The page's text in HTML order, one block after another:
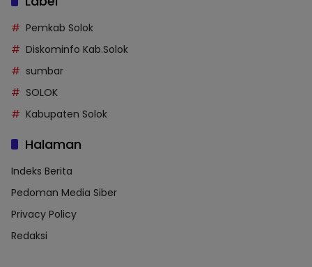
Pemkab Solok
Diskominfo Kab.Solok
sumbar
SOLOK
Kabupaten Solok
Halaman
Indeks Berita
Pedoman Media Siber
Privacy Policy
Redaksi